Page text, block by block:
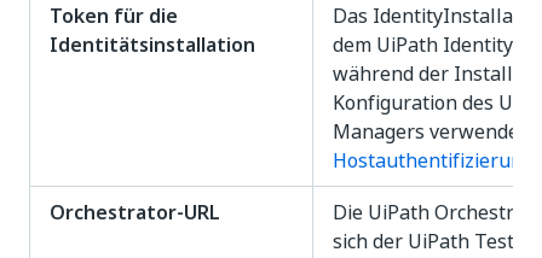
Token für die
Identitätsinstallation
Das
dem UiPath Identity-
während der
Konfiguration des
Managers verwendet
Orchestrator-URL
Die UiPath
sich der UiPath Test